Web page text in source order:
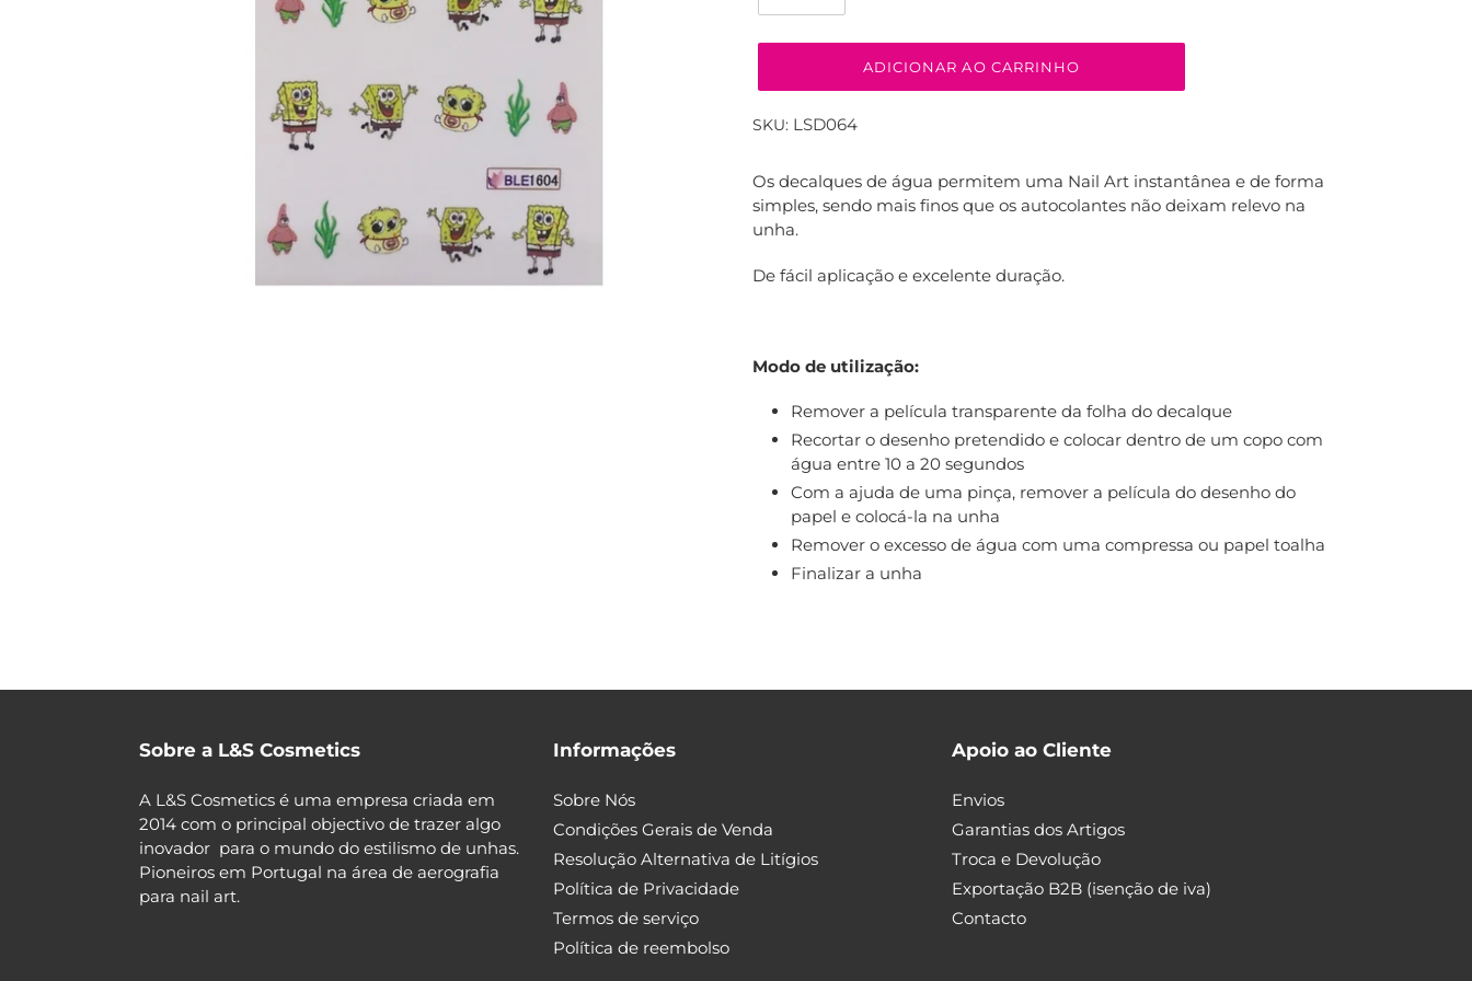
ADICIONAR AO CARRINHO
SKU: LSD064
adicionar
produto
carrinho
Os decalques de água permitem uma Nail Art instantânea e de forma
simples, sendo mais finos que os autocolantes não deixam relevo na
unha.
De fácil aplicação e excelente duração.
Modo de utilização:
Remover a película transparente da folha do decalque
Recortar o desenho pretendido e colocar dentro de um copo com
água entre 10 a 20 segundos
Com a ajuda de uma pinça, remover a película do desenho do
papel e colocá-la na unha
Remover o excesso de água com uma compressa ou papel toalha
Finalizar a unha
Sobre a L&S Cosmetics
A L&S Cosmetics é uma empresa criada em
2014 com o principal objectivo de trazer algo
inovador para o mundo do estilismo de unhas.
Pioneiros em Portugal na área de aerografia
para nail art.
Informações
Sobre Nós
Condições Gerais de Venda
Resolução Alternativa de Litígios
Política de Privacidade
Termos de serviço
Política de reembolso
Apoio ao Cliente
Envios
Garantias dos Artigos
Troca e Devolução
Exportação B2B (isenção de iva)
Contacto